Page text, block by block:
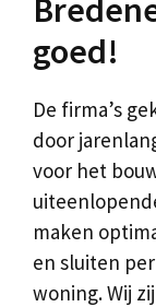
goed!
De firma’s
door
voor het
maken
en sluiten
woning. Wij